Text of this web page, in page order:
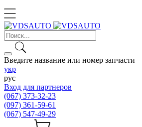
Введите название или номер запчасти
укр
рус
Вход для партнеров
(067) 373-32-23
(097) 361-59-61
(067) 547-49-29